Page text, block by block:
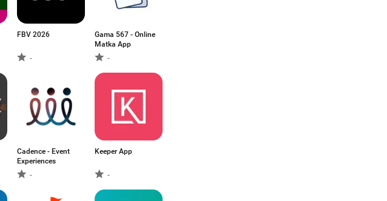
FBV 2026
-
Gama 567 - Online
Matka App
-
Cadence - Event
Experiences
-
Keeper App
-